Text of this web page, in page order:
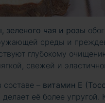
зеленого чая и розы
среды и
глубокому
свежей и
составе – витамин Е
её более упругой.